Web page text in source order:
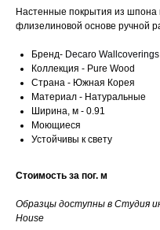
Настенные покрытия из
флизелиновой основе ручной
Бренд- Decaro Wallcoverings
Коллекция - Pure Wood
Страна - Южная Корея
Материал - Натуральные
Ширина, м - 0.91
Моющиеся
Устойчивы к свету
Стоимость за пог. м
Образцы доступны в Студия
House